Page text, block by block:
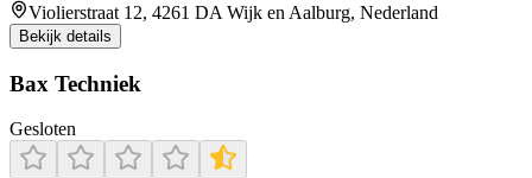
Violierstraat 12, 4261 DA Wijk en Aalburg, Nederland
Bekijk details
Bax Techniek
Gesloten